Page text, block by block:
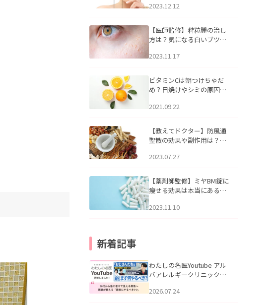
2023.12.12
【医師監修】稗粒腫の治し
方は？気になる白いブツブ
アについて
2023.11.17
ビタミンCは朝つけちゃだ
め？日焼けやシミの原因に
2021.09.22
【教えてドクター】防風通
聖散の効果や副作用は？長
2023.07.27
【薬剤師監修】ミヤBM錠に
痩せる効果は本当にある
2023.11.10
新着記事
わたしの名医Youtube アル
バアレルギークリニック札
える男性へ｜医師が教える
2026.07.24